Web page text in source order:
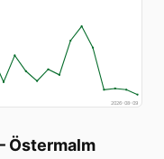
2026-08-09
Östermalm